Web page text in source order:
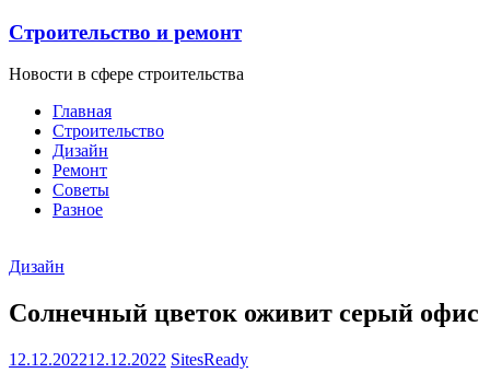
Строительство и ремонт
Новости в сфере строительства
Главная
Строительство
Дизайн
Ремонт
Советы
Разное
Дизайн
Солнечный цветок оживит серый офис
12.12.202212.12.2022 SitesReady